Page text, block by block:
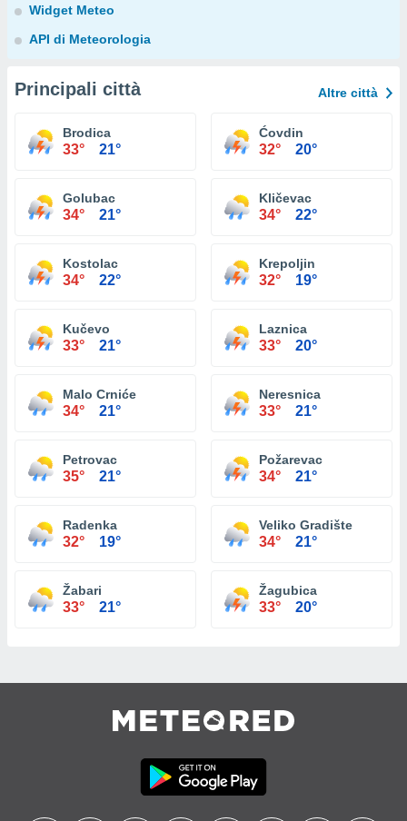
Widget Meteo
API di Meteorologia
Principali città Altre città
Brodica
33° 21°
Ćovdin
32° 20°
Golubac
34° 21°
Kličevac
34° 22°
Kostolac
34° 22°
Krepoljin
32° 19°
Kučevo
33° 21°
Laznica
33° 20°
Malo Crniće
34° 21°
Neresnica
33° 21°
Petrovac
35° 21°
Požarevac
34° 21°
Radenka
32° 19°
Veliko Gradište
34° 21°
Žabari
33° 21°
Žagubica
33° 20°